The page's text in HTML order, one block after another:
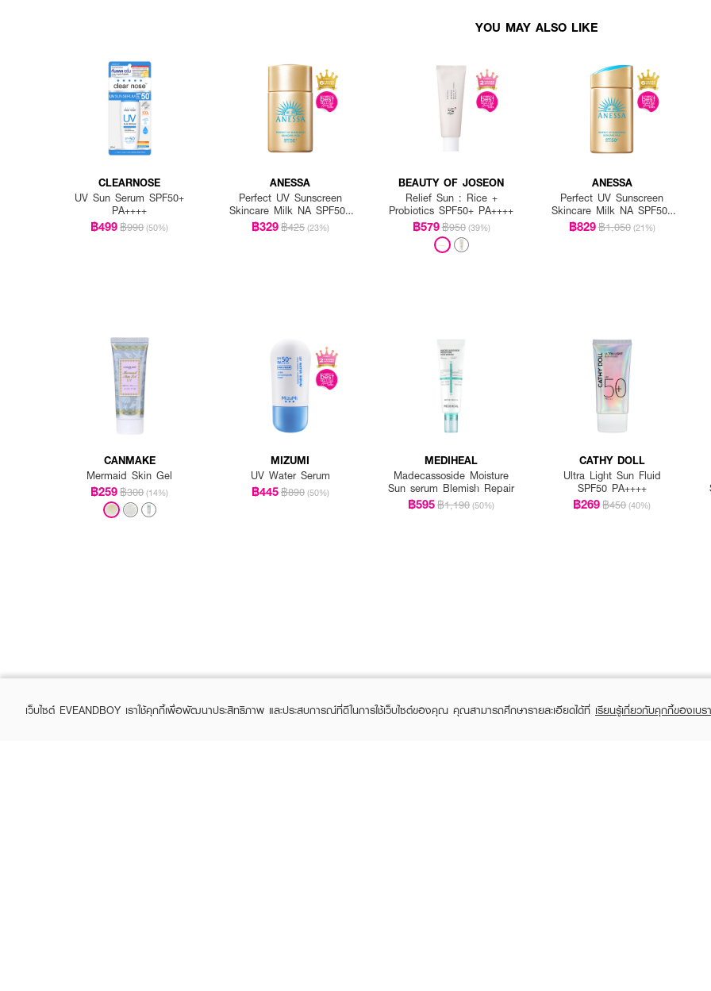
YOU MAY ALSO LIKE
CLEARNOSE
UV Sun Serum SPF50+
PA++++
฿499฿990 (50%)
ANESSA
Perfect UV Sunscreen
Skincare Milk NA SPF50+
PA++++
฿329฿425 (23%)
BEAUTY OF JOSEON
Relief Sun : Rice +
Probiotics SPF50+ PA++++
฿579฿950 (39%)
ANESSA
Perfect UV Sunscreen
Skincare Milk NA SPF50+
PA++++
฿829฿1,050 (21%)
CANMAKE
Mermaid Skin Gel
฿259฿300 (14%)
MIZUMI
UV Water Serum
฿445฿890 (50%)
MEDIHEAL
Madecassoside Moisture
Sun serum Blemish Repair
฿595฿1,190 (50%)
CATHY DOLL
Ultra Light Sun Fluid
SPF50 PA++++
฿269฿450 (40%)
เว็บไซต์ EVEANDBOY เราใช้คุกกี้เพื่อพัฒนาประสิทธิภาพ และประสบการณ์ที่ดีในการใช้เว็บไซต์ของคุณ คุณสามารถศึกษารายละเอียดได้ที่ เรียนรู้เกี่ยวกับคุกกี้ของเบร